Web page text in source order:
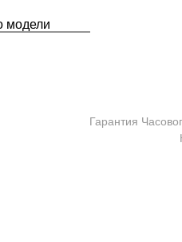
модели
Гарантия